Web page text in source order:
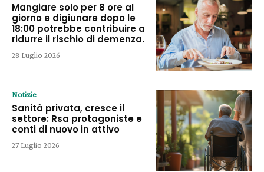
Mangiare solo per 8 ore al
giorno e digiunare dopo le
18:00 potrebbe contribuire a
ridurre il rischio di demenza.
28 Luglio 2026
Notizie
Sanità privata, cresce il
settore: Rsa protagoniste e
conti di nuovo in attivo
27 Luglio 2026